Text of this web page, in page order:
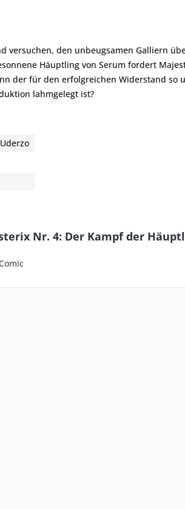
versuchen, den unbeugsamen Galliern
Häuptling von Serum fordert
der für den erfolgreichen Widerstand
lahmgelegt ist?
Nr. 4: Der Kampf der